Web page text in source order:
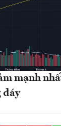
mạnh
đáy